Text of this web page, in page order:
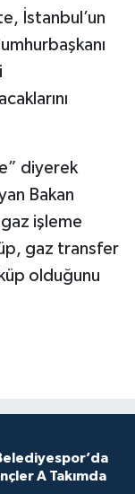
İstanbul’un
diyerek
Bakan
işleme
gaz transfer
olduğunu
A Takımda